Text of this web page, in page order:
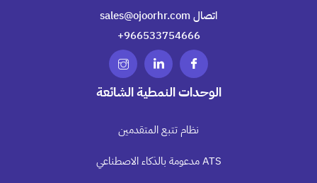
اتصال sales@ojoorhr.com
966533754666+
الوحدات النمطية الشائعة
نظام تتبع المتقدمين
ATS مدعومة بالذكاء الاصطناعي